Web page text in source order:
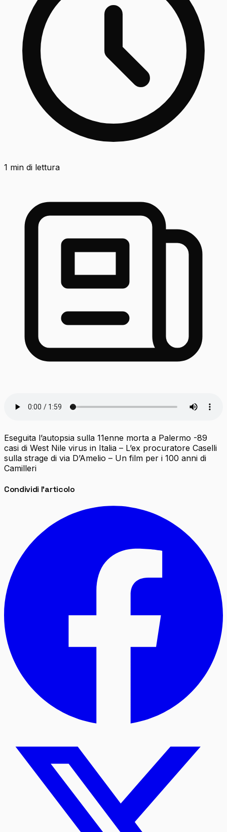
1 min di lettura
Eseguita l’autopsia sulla 11enne morta a Palermo -89
casi di West Nile virus in Italia – L’ex procuratore Caselli
sulla strage di via D’Amelio – Un film per i 100 anni di
Camilleri
Condividi l'articolo